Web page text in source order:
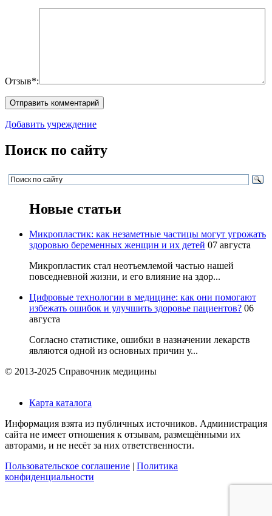
Отзыв*:
Добавить учреждение
Поиск по сайту
Новые статьи
Микропластик: как незаметные частицы могут угрожать
здоровью беременных женщин и их детей 07 августа
Микропластик стал неотъемлемой частью нашей
повседневной жизни, и его влияние на здор...
Цифровые технологии в медицине: как они помогают
избежать ошибок и улучшить здоровье пациентов? 06
августа
Согласно статистике, ошибки в назначении лекарств
являются одной из основных причин у...
© 2013-2025 Справочник медицины
Карта каталога
Информация взята из публичных источников. Администрация
сайта не имеет отношения к отзывам, размещёнными их
авторами, и не несёт за них ответственности.
Пользовательское соглашение
Политика
конфиденциальности